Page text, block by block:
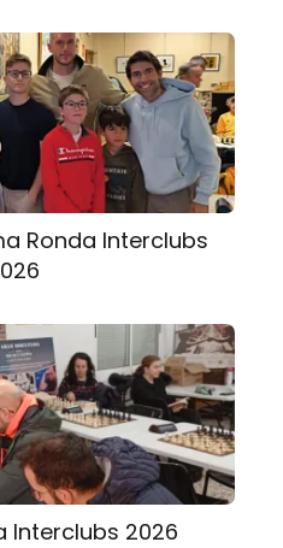
Ronda Interclubs
Interclubs 2026